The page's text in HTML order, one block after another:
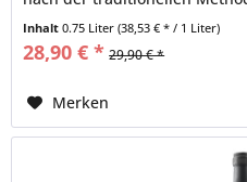
Inhalt0.75 Liter(38,53 € * / 1 Liter)
28,90 € * 29,90 € *
Merken